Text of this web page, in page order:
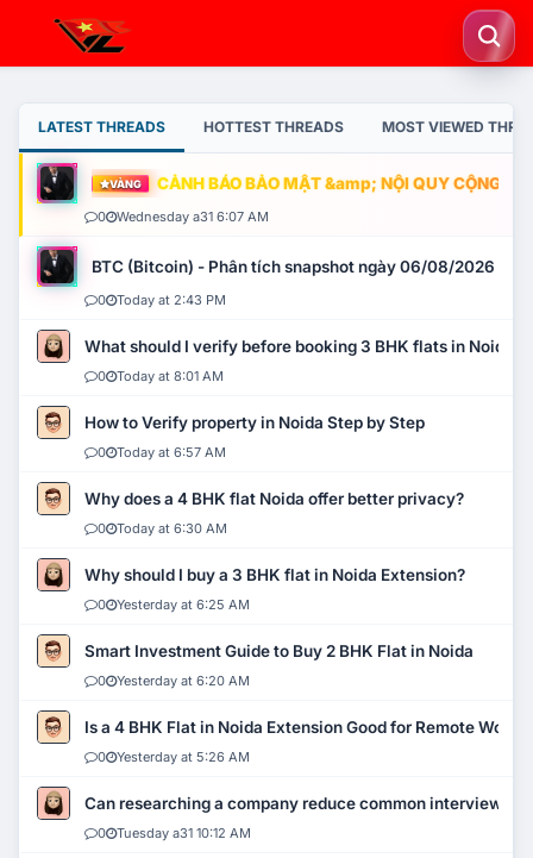
LATEST THREADS HOTTEST THREADS MOST VIEWED
VÀNG CẢNH BÁO BẢO MẬT &amp; NỘI QUY CỘNG
0 Wednesday a31 6:07 AM
BTC (Bitcoin) - Phân tích snapshot ngày 06/08/2026
0 Today at 2:43 PM
What should I verify before booking 3 BHK flats in Noida?
0 Today at 8:01 AM
How to Verify property in Noida Step by Step
0 Today at 6:57 AM
Why does a 4 BHK flat Noida offer better privacy?
0 Today at 6:30 AM
Why should I buy a 3 BHK flat in Noida Extension?
0 Yesterday at 6:25 AM
Smart Investment Guide to Buy 2 BHK Flat in Noida
0 Yesterday at 6:20 AM
Is a 4 BHK Flat in Noida Extension Good for Remote Work?
0 Yesterday at 5:26 AM
Can researching a company reduce common interview
0 Tuesday a31 10:12 AM